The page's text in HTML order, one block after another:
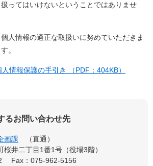
ってはいけないということではありませ
人情報の適正な取扱いに努めていただきま
。
情報保護の手引き （PDF：404KB）
るお問い合わせ先
画課
直通
桜井二丁目1番1号（役場3階）
Fax：075-962-5156